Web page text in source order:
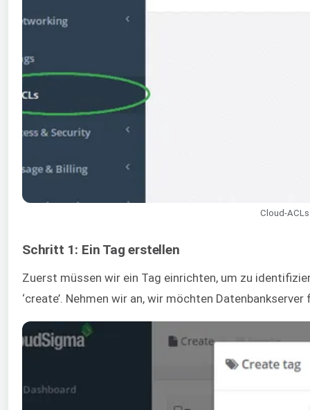
Cloud-
Schritt 1: Ein Tag erstellen
Zuerst müssen wir ein Tag einrichten, um zu
‘create’. Nehmen wir an, wir möchten